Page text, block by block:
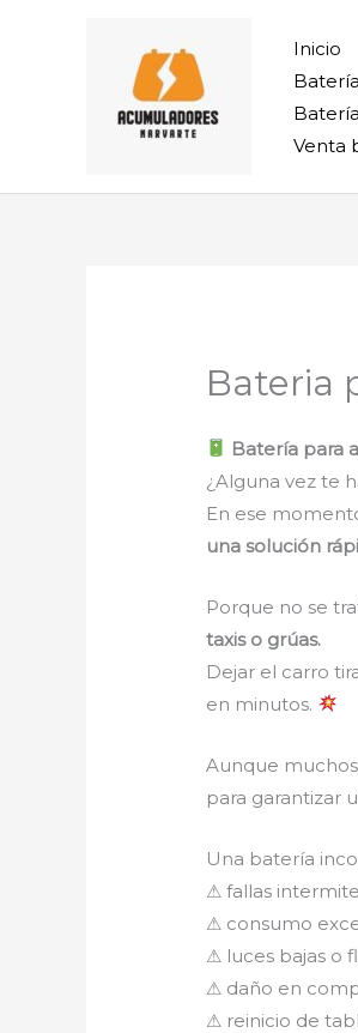
Inicio
Venta
Bateria
Batería para
¿Alguna vez te
En ese
una solución
Porque no se
taxis o grúas.
Dejar el carro
en minutos.
Aunque
para garantizar
Una batería
⚠ fallas
⚠ consumo
⚠ luces bajas o
⚠ daño en
⚠ reinicio de